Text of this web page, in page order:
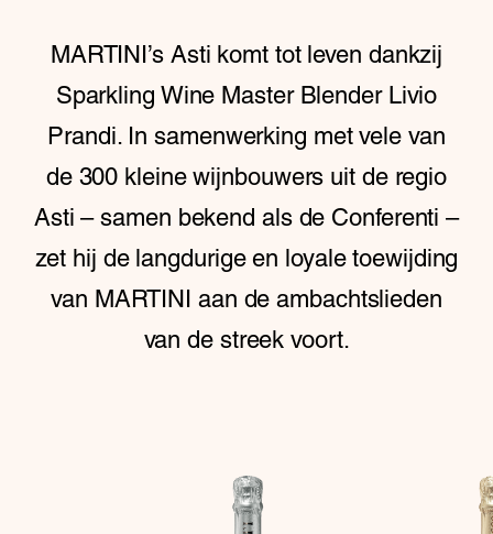
MARTINI’s Asti komt tot leven dankzij
Sparkling Wine Master Blender Livio
Prandi. In samenwerking met vele van
de 300 kleine wijnbouwers uit de regio
Asti – samen bekend als de Conferenti –
zet hij de langdurige en loyale toewijding
van MARTINI aan de ambachtslieden
van de streek voort.